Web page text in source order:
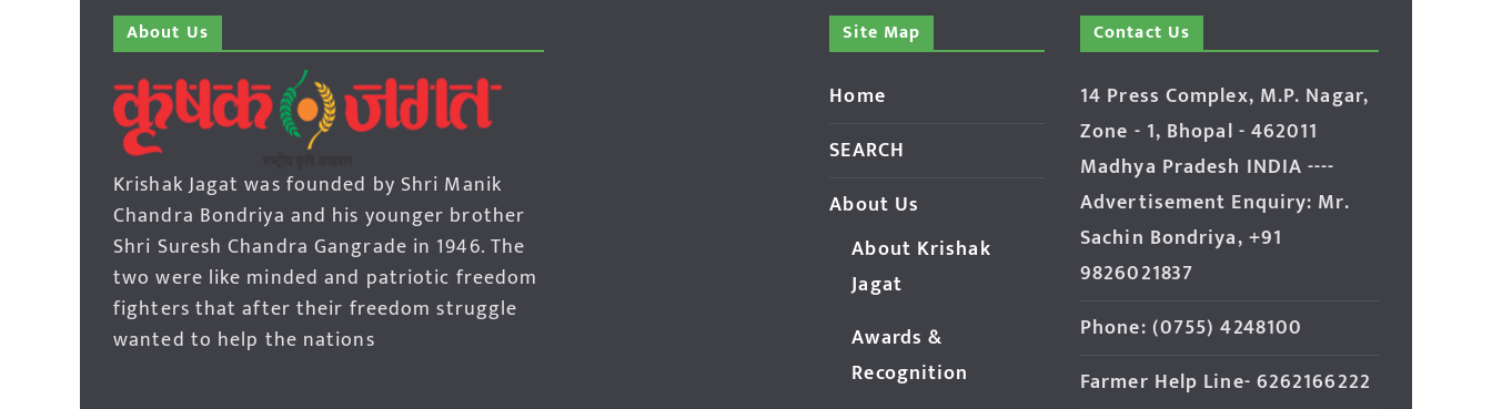
About Us
Krishak Jagat was founded by Shri Manik
Chandra Bondriya and his younger brother
Shri Suresh Chandra Gangrade in 1946. The
two were like minded and patriotic freedom
fighters that after their freedom struggle
wanted to help the nations
Site Map
Home
SEARCH
About Us
About Krishak
Jagat
Awards &
Recognition
Contact Us
14 Press Complex, M.P. Nagar,
Zone - 1, Bhopal - 462011
Madhya Pradesh INDIA ----
Advertisement Enquiry: Mr.
Sachin Bondriya, +91
9826021837
Phone: (0755) 4248100
Farmer Help Line- 6262166222